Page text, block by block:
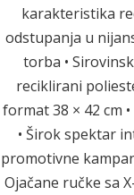
karakteristika
odstupanja u
torba •
reciklirani
format 38 × 42 cm
• Širok spektar
promotivne
Ojačane ručke sa